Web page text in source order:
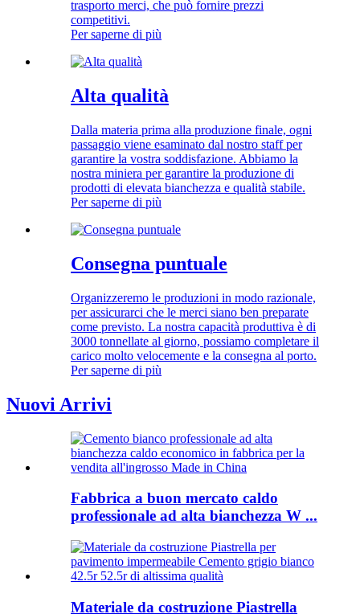
trasporto merci, che può fornire prezzi
competitivi.
Per saperne di più
Alta qualità
Dalla materia prima alla produzione finale, ogni
passaggio viene esaminato dal nostro staff per
garantire la vostra soddisfazione. Abbiamo la
nostra miniera per garantire la produzione di
prodotti di elevata bianchezza e qualità stabile.
Per saperne di più
Consegna puntuale
Organizzeremo le produzioni in modo razionale,
per assicurarci che le merci siano ben preparate
come previsto. La nostra capacità produttiva è di
3000 tonnellate al giorno, possiamo completare il
carico molto velocemente e la consegna al porto.
Per saperne di più
Nuovi Arrivi
Fabbrica a buon mercato caldo
professionale ad alta bianchezza W ...
Materiale da costruzione Piastrella